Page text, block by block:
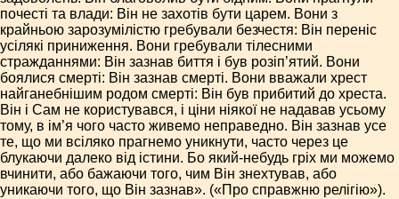
почесті та влади: Він не захотів бути царем. Вони з
крайньою зарозумілістю гребували безчестя: Він переніс
усілякі приниження. Вони гребували тілесними
стражданнями: Він зазнав биття і був розіп’ятий. Вони
боялися смерті: Він зазнав смерті. Вони вважали хрест
найганебнішим родом смерті: Він був прибитий до хреста.
Він і Сам не користувався, і ціни ніякої не надавав усьому
тому, в ім’я чого часто живемо неправедно. Він зазнав усе
те, що ми всіляко прагнемо уникнути, часто через це
блукаючи далеко від істини. Бо який-небудь гріх ми можемо
вчинити, або бажаючи того, чим Він знехтував, або
уникаючи того, що Він зазнав». («Про справжню релігію»).